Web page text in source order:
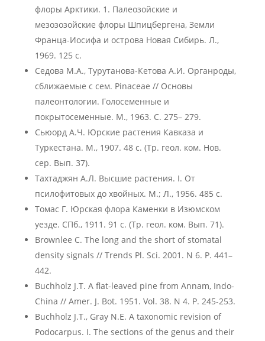
флоры Арктики. 1. Палеозойские и
мезозозойские флоры Шпицбергена, Земли
Франца-Иосифа и острова Новая Сибирь. Л.,
1969. 125 с.
Седова М.А., Турутанова-Кетова А.И. Органроды,
сближаемые с сем. Pinaceae // Основы
палеонтологии. Голосеменные и
покрытосеменные. М., 1963. С. 275– 279.
Сьюорд А.Ч. Юрские растения Кавказа и
Туркестана. М., 1907. 48 с. (Тр. геол. ком. Нов.
сер. Вып. 37).
Тахтаджян А.Л. Высшие растения. I. От
псилофитовых до хвойных. М.; Л., 1956. 485 с.
Томас Г. Юрская флора Каменки в Изюмском
уезде. СПб., 1911. 91 с. (Тр. геол. ком. Вып. 71).
Brownlee C. The long and the short of stomatal
density signals // Trends Pl. Sci. 2001. N 6. Р. 441–
442.
Buchholz J.T. A flat-leaved pine from Annam, Indo-
China // Amer. J. Bot. 1951. Vol. 38. N 4. P. 245-253.
Buchholz J.T., Gray N.E. A taxonomic revision of
Podocarpus. I. The sections of the genus and their